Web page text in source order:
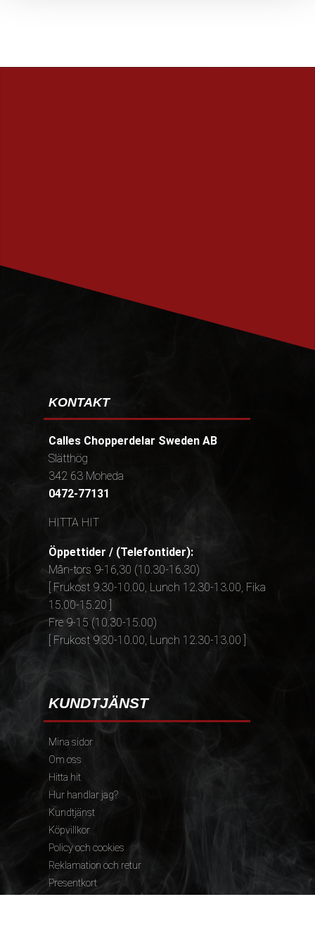
KONTAKT
Calles Chopperdelar Sweden AB
Slätthög
342 63 Moheda
0472-77131
HITTA HIT
Öppettider / (Telefontider):
Mån-tors 9-16,30 (10.30-16.30)
[ Frukost 9.30-10.00, Lunch 12.30-13.00, Fika
15.00-15.20 ]
Fre 9-15 (10.30-15.00)
[ Frukost 9.30-10.00, Lunch 12.30-13.00 ]
KUNDTJÄNST
Mina sidor
Om oss
Hitta hit
Hur handlar jag?
Kundtjänst
Köpvillkor
Policy och cookies
Reklamation och retur
Presentkort